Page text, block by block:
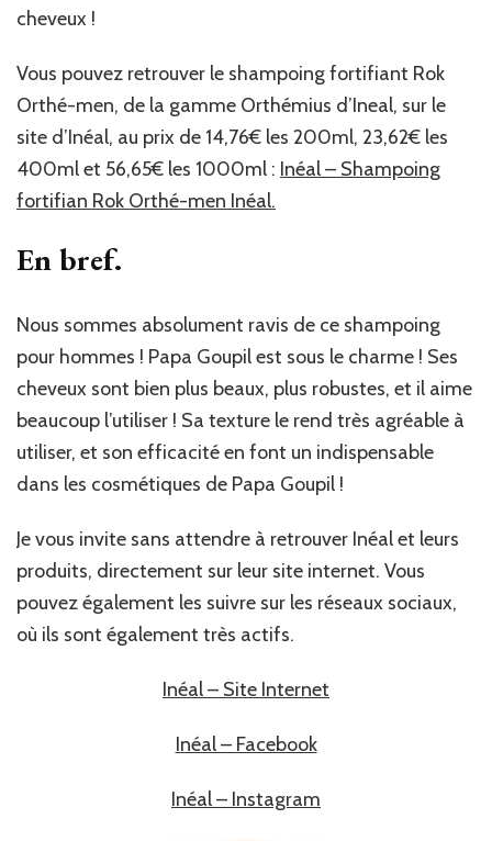
cheveux !
Vous pouvez retrouver le shampoing fortifiant Rok
Orthé-men, de la gamme Orthémius d’Ineal, sur le
site d’Inéal, au prix de 14,76€ les 200ml, 23,62€ les
400ml et 56,65€ les 1000ml : Inéal – Shampoing
fortifian Rok Orthé-men Inéal.
En bref.
Nous sommes absolument ravis de ce shampoing
pour hommes ! Papa Goupil est sous le charme ! Ses
cheveux sont bien plus beaux, plus robustes, et il aime
beaucoup l’utiliser ! Sa texture le rend très agréable à
utiliser, et son efficacité en font un indispensable
dans les cosmétiques de Papa Goupil !
Je vous invite sans attendre à retrouver Inéal et leurs
produits, directement sur leur site internet. Vous
pouvez également les suivre sur les réseaux sociaux,
où ils sont également très actifs.
Inéal – Site Internet
Inéal – Facebook
Inéal – Instagram